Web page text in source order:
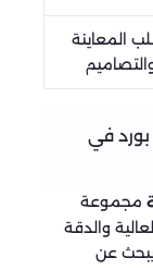
المعاينة
في
مجموعة
والدقة
يبحث عن